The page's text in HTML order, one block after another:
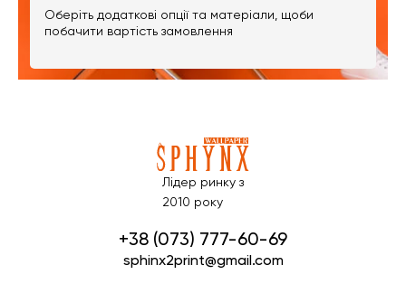
Оберіть додаткові опції та матеріали, щоби
побачити вартість замовлення
Лідер ринку з
2010 року
+38 (073) 777-60-69
sphinx2print@gmail.com